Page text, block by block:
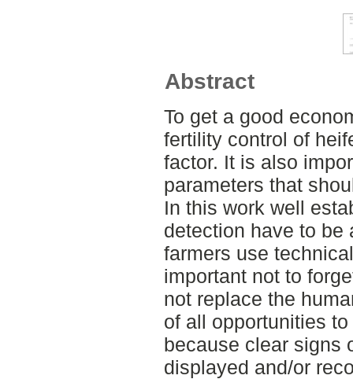
Abstract
To get a good
fertility control of
factor. It is also
parameters that
In this work well
detection have to be
farmers use
important not to
not replace the
of all opportunities
because clear signs
displayed and/or